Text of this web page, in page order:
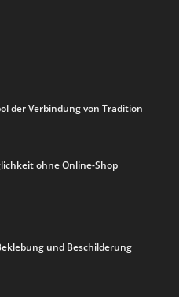
der Verbindung von Tradition
ohne Online-Shop
und Beschilderung